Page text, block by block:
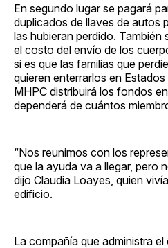
En segundo lugar se pagará
duplicados de llaves de autos
las hubieran perdido. También
el costo del envío de los
si es que las familias que
quieren enterrarlos en
MHPC distribuirá los fondos
dependerá de cuántos
“Nos reunimos con los
que la ayuda va a llegar, pero
dijo Claudia Loayes, quien
edificio.
La compañía que administra